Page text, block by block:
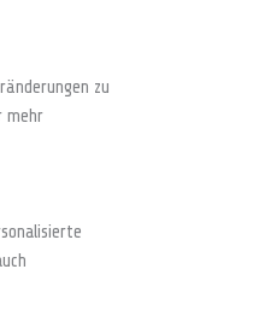
zu
mehr